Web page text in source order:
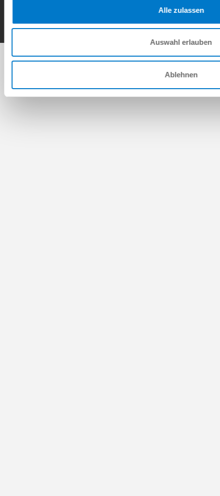
Alle zulassen
Auswahl erlauben
Ablehnen